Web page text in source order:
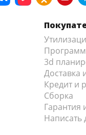
3d
Доставка
Кредит и
Сборка
Гарантия
Написать